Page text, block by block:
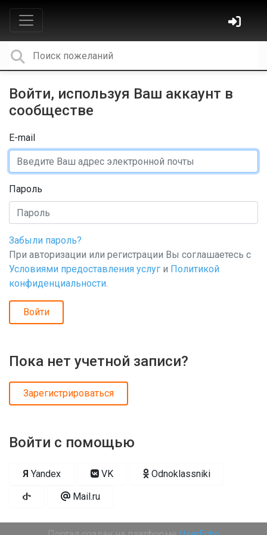
Войти, используя Ваш аккаунт в
сообществе
E-mail
Пароль
Забыли пароль?
При авторизации или регистрации Вы соглашаетесь с
Условиями предоставления услуг и Политикой
конфиденциальности.
Войти
Пока нет учетной записи?
Зарегистрироваться
Войти с помощью
Я Yandex VK
Odnoklassniki
Mail.ru